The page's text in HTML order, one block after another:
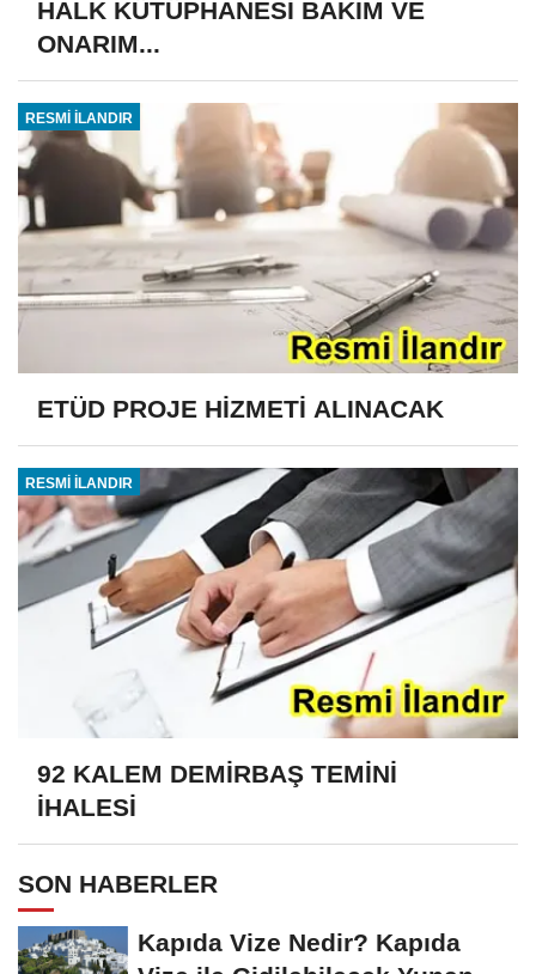
HALK KÜTÜPHANESİ BAKIM VE
ONARIM...
RESMİ İLANDIR
ETÜD PROJE HİZMETİ ALINACAK
RESMİ İLANDIR
92 KALEM DEMİRBAŞ TEMİNİ
İHALESİ
SON HABERLER
Kapıda Vize Nedir? Kapıda